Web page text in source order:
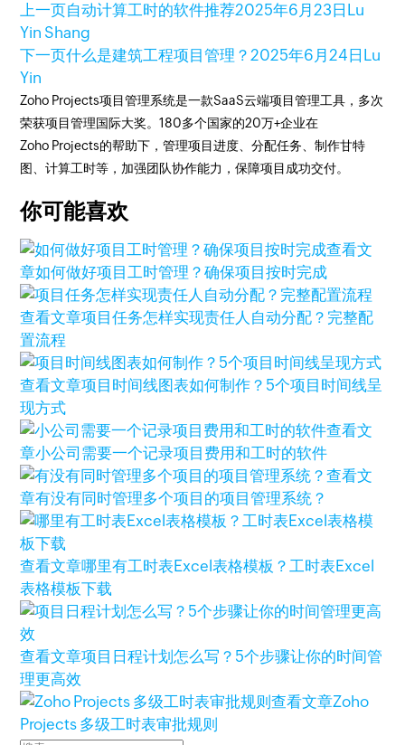
上一页自动计算工时的软件推荐2025年6月23日 Lu
Yin Shang
下一页什么是建筑工程项目管理？2025年6月24日 Lu
Yin
Zoho Projects项目管理系统是一款SaaS云端项目管理工具，多次
荣获项目管理国际大奖。180多个国家的20万+企业在
Zoho Projects的帮助下，管理项目进度、分配任务、制作甘特
图、计算工时等，加强团队协作能力，保障项目成功交付。
你可能喜欢
查看文
章如何做好项目工时管理？确保项目按时完成
查看文章项目任务怎样实现责任人自动分配？完整配
置流程
查看文章项目时间线图表如何制作？5个项目时间线呈
现方式
查看文
章小公司需要一个记录项目费用和工时的软件
查看文
章有没有同时管理多个项目的项目管理系统？
查看文章哪里有工时表Excel表格模板？工时表Excel
表格模板下载
查看文章项目日程计划怎么写？5个步骤让你的时间管
理更高效
查看文章Zoho
Projects 多级工时表审批规则